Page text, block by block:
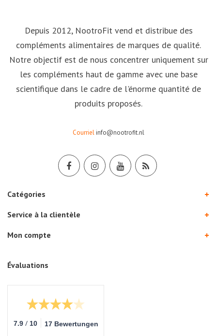
Depuis 2012, NootroFit vend et distribue des
compléments alimentaires de marques de qualité.
Notre objectif est de nous concentrer uniquement sur
les compléments haut de gamme avec une base
scientifique dans le cadre de l'énorme quantité de
produits proposés.
Courrielinfo@nootrofit.nl
Catégories
Service à la clientèle
Mon compte
Évaluations
7.9 / 10 17 Bewertungen